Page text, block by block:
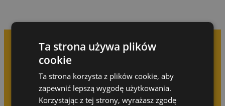
Prenez rendez-vous pour
une consultation gratuite
Ta strona używa plików
cookie
Ta strona korzysta z plików cookie, aby
zapewnić lepszą wygodę użytkowania.
Korzystając z tej strony, wyrażasz zgodę